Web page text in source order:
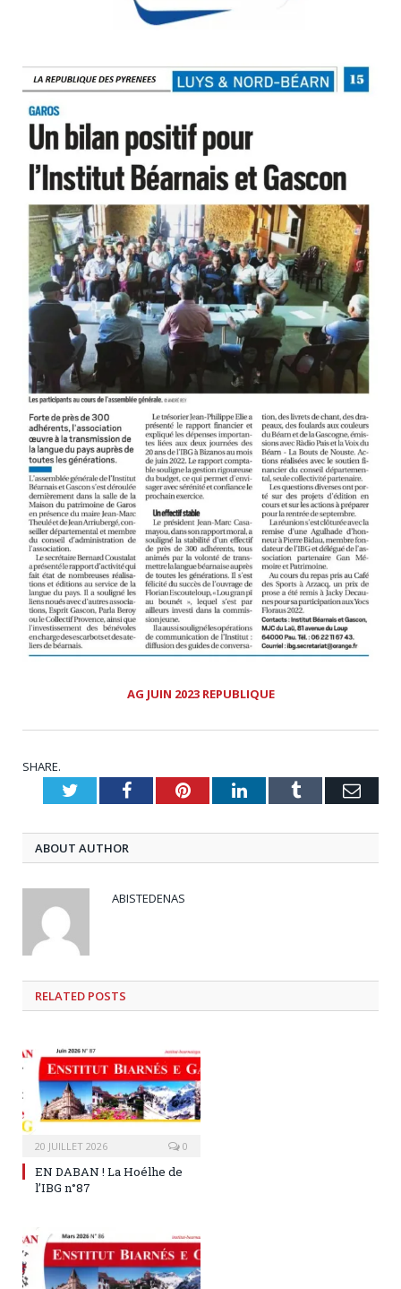
AG JUIN 2023 REPUBLIQUE
SHARE.
TwitterFacebookPinterestLinkedInTumblr
ABOUT AUTHOR
ABISTEDENAS
RELATED POSTS
20 JUILLET 2026 0
EN DABAN ! La Hoélhe de
l’IBG n°87